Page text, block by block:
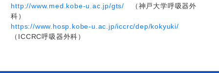
http://www.med.kobe-u.ac.jp/gts/ （神戸大学呼吸器外
科）
https://www.hosp.kobe-u.ac.jp/iccrc/dep/kokyuki/
（ICCRC呼吸器外科）